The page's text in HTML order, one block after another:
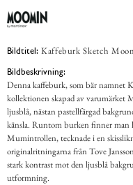
Bildtitel: Kaffeburk Sketch
Bildbeskrivning:
Denna kaffeburk, som bär namnet
kollektionen skapad av varumärket
ljusblå, nästan pastellfärgad
känsla. Runtom burken finner man
Mumintrollen, tecknade i en
originalritningarna från Tove
stark kontrast mot den ljusblå
utformning.